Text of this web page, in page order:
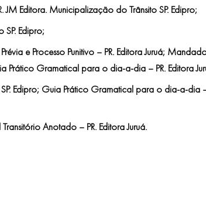
JM Editora. Municipalização do Trânsito SP. Edipro;
Edipro;
e Processo Punitivo – PR. Editora Juruá;
Prático Gramatical para o dia-a-dia – PR. Editora
Edipro; Guia Prático Gramatical para o dia-a-dia –
Anotado – PR. Editora Juruá.